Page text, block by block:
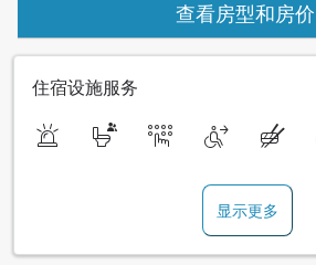
查看房型和房价
住宿设施服务
显示更多